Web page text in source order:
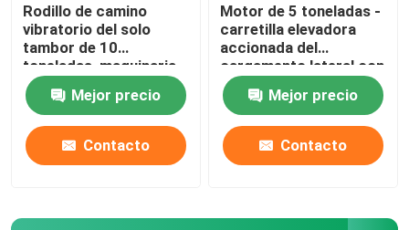
Rodillo de camino
vibratorio del solo
tambor de 10
toneladas, maquinaria
de construcción de
ChinaRoad del
compresor
Mejor precio
Contacto
Motor de 5 toneladas -
carretilla elevadora
accionada del
cargamento lateral con
el motor de 85KW
ISUZU Mejor precio
Contacto